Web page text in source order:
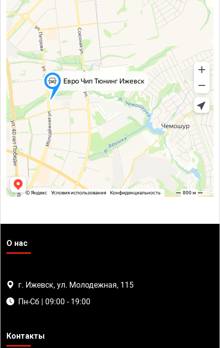
О нас
г. Ижевск, ул. Молодежная, 115
Пн-Сб | 09:00 - 19:00
Контакты